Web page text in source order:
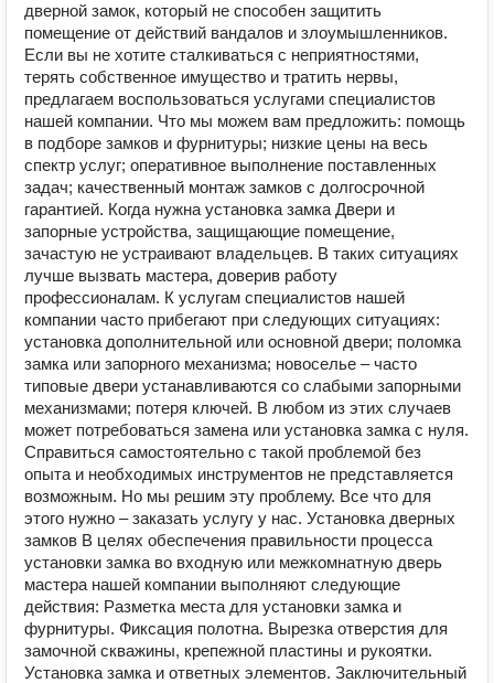
дверной замок, который не способен защитить
помещение от действий вандалов и злоумышленников.
Если вы не хотите сталкиваться с неприятностями,
терять собственное имущество и тратить нервы,
предлагаем воспользоваться услугами специалистов
нашей компании. Что мы можем вам предложить: помощь
в подборе замков и фурнитуры; низкие цены на весь
спектр услуг; оперативное выполнение поставленных
задач; качественный монтаж замков с долгосрочной
гарантией. Когда нужна установка замка Двери и
запорные устройства, защищающие помещение,
зачастую не устраивают владельцев. В таких ситуациях
лучше вызвать мастера, доверив работу
профессионалам. К услугам специалистов нашей
компании часто прибегают при следующих ситуациях:
установка дополнительной или основной двери; поломка
замка или запорного механизма; новоселье – часто
типовые двери устанавливаются со слабыми запорными
механизмами; потеря ключей. В любом из этих случаев
может потребоваться замена или установка замка с нуля.
Справиться самостоятельно с такой проблемой без
опыта и необходимых инструментов не представляется
возможным. Но мы решим эту проблему. Все что для
этого нужно – заказать услугу у нас. Установка дверных
замков В целях обеспечения правильности процесса
установки замка во входную или межкомнатную дверь
мастера нашей компании выполняют следующие
действия: Разметка места для установки замка и
фурнитуры. Фиксация полотна. Вырезка отверстия для
замочной скважины, крепежной пластины и рукоятки.
Установка замка и ответных элементов. Заключительный